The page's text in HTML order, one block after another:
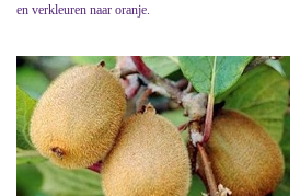
en verkleuren naar oranje.